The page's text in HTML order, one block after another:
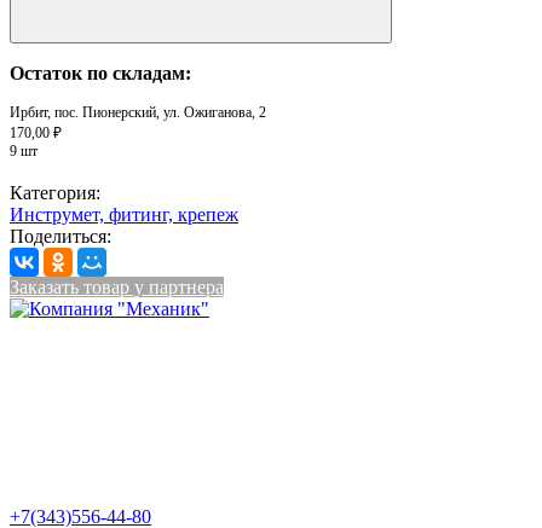
Остаток по складам:
Ирбит, пос. Пионерский, ул. Ожиганова, 2
170,00 ₽
9 шт
Категория:
Инструмет, фитинг, крепеж
Поделиться:
Заказать товар у партнера
+7(343)556-44-80